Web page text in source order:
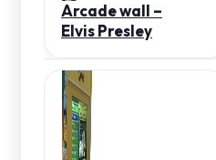
Arcade wall –
Elvis Presley